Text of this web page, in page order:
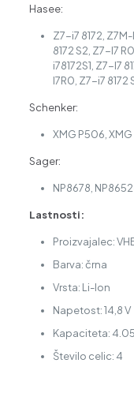
Hasee:
Z7-i7 8172, Z7M-
8172 S2, Z7-I7
i78172S1, Z7-I7
I7R0, Z7-i7 8172
Schenker:
XMG P506,
Sager:
NP8678,
Lastnosti:
Proizvajalec:
Barva: črna
Vrsta: Li-Ion
Napetost: 14,8 V
Kapaciteta:
Število celic: 4